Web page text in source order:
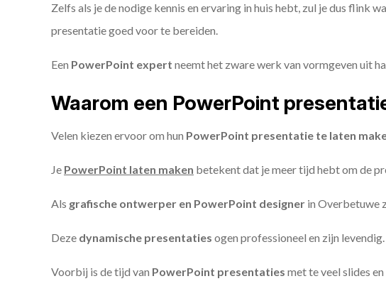
Zelfs als je de nodige kennis en ervaring in huis hebt, zul je dus flink
presentatie goed voor te bereiden.
Een PowerPoint expert neemt het zware werk van vormgeven uit
Waarom een PowerPoint
Velen kiezen ervoor om hun PowerPoint presentatie te laten
Je PowerPoint laten maken betekent dat je meer tijd hebt om de
Als grafische ontwerper en PowerPoint designer in Overbetuwe
Deze dynamische presentaties ogen professioneel en zijn levendig.
Voorbij is de tijd van PowerPoint presentaties met te veel slides